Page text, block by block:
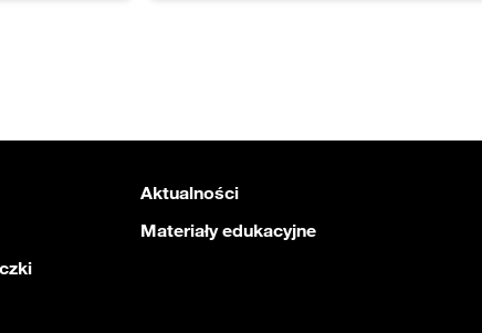
Aktualności
Materiały edukacyjne